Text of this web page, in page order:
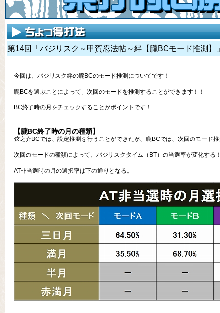
第14回「バジリスク～甲賀忍法帖～絆【朧BCモード推測】
今回は、バジリスク絆の朧BCのモード推測についてです！
朧BCを選ぶことによって、次回のモードを推測することができます！！
BC終了時の月をチェックすることがポイントです！
【朧BC終了時の月の種類】
弦之介BCでは、設定推測を行うことができたが、朧BCでは、次回のモード
次回のモードの種類によって、バジリスクタイム（BT）の当選率が変化する
AT非当選時の月の選択率は下の通りとなる。